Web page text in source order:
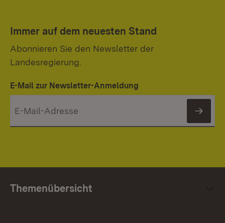
Immer auf dem neuesten Stand
Abonnieren Sie den Newsletter der
Landesregierung.
E-Mail zur Newsletter-Anmeldung
Themenübersicht